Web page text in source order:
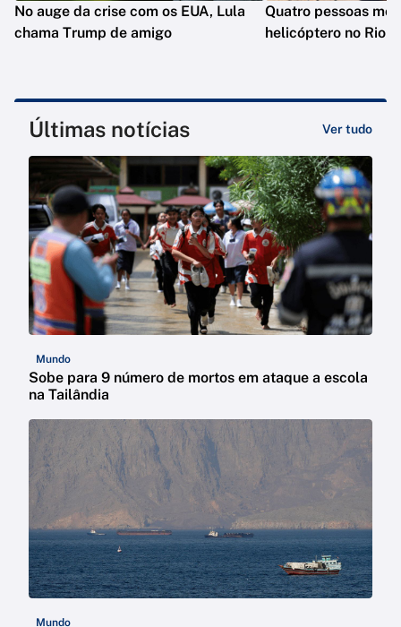
No auge da crise com os EUA, Lula
chama Trump de amigo
Quatro pessoas
helicóptero no Rio
Últimas notícias Ver tudo
Mundo
Sobe para 9 número de mortos em ataque a escola
na Tailândia
Mundo